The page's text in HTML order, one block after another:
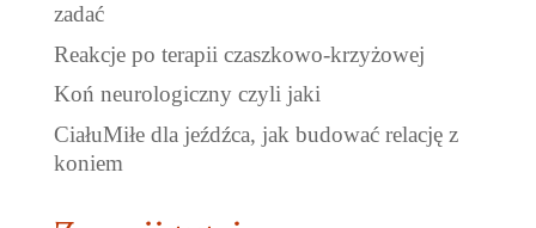
zadać
Reakcje po terapii czaszkowo-krzyżowej
Koń neurologiczny czyli jaki
CiałuMiłe dla jeźdźca, jak budować relację z
koniem